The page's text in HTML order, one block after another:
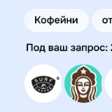
финансовые
коммерческой
не является
правообладателя
предоставления
осуществленные